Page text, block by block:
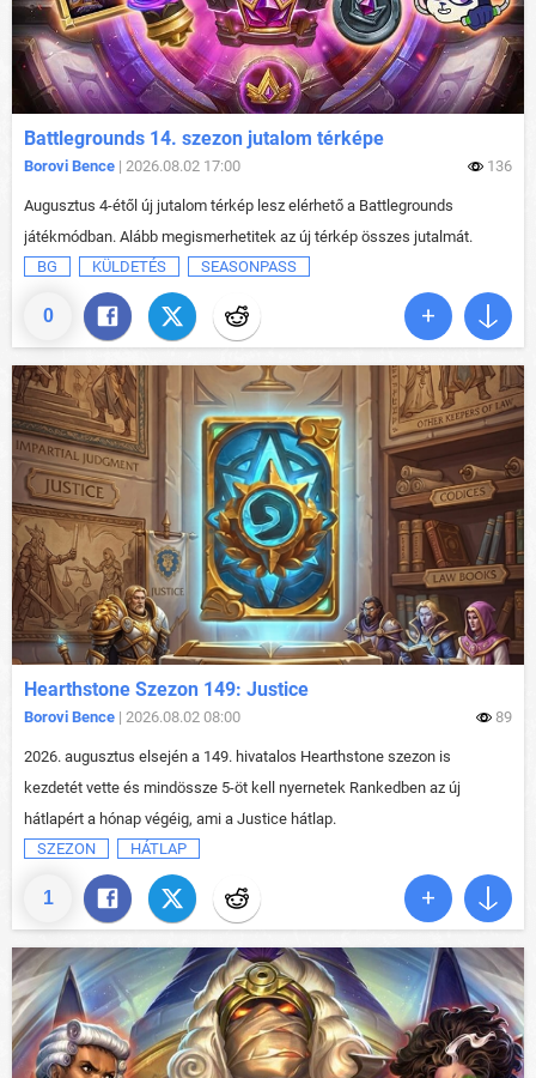
0
Battlegrounds 14. szezon jutalom térképe
Borovi Bence | 2026.08.02 17:00 136
Augusztus 4-étől új jutalom térkép lesz elérhető a Battlegrounds
játékmódban. Alább megismerhetitek az új térkép összes jutalmát.
BG
KÜLDETÉS SEASONPASS
1
Hearthstone Szezon 149: Justice
Borovi Bence | 2026.08.02 08:00 89
2026. augusztus elsején a 149. hivatalos Hearthstone szezon is
kezdetét vette és mindössze 5-öt kell nyernetek Rankedben az új
hátlapért a hónap végéig, ami a Justice hátlap.
SZEZON
HÁTLAP